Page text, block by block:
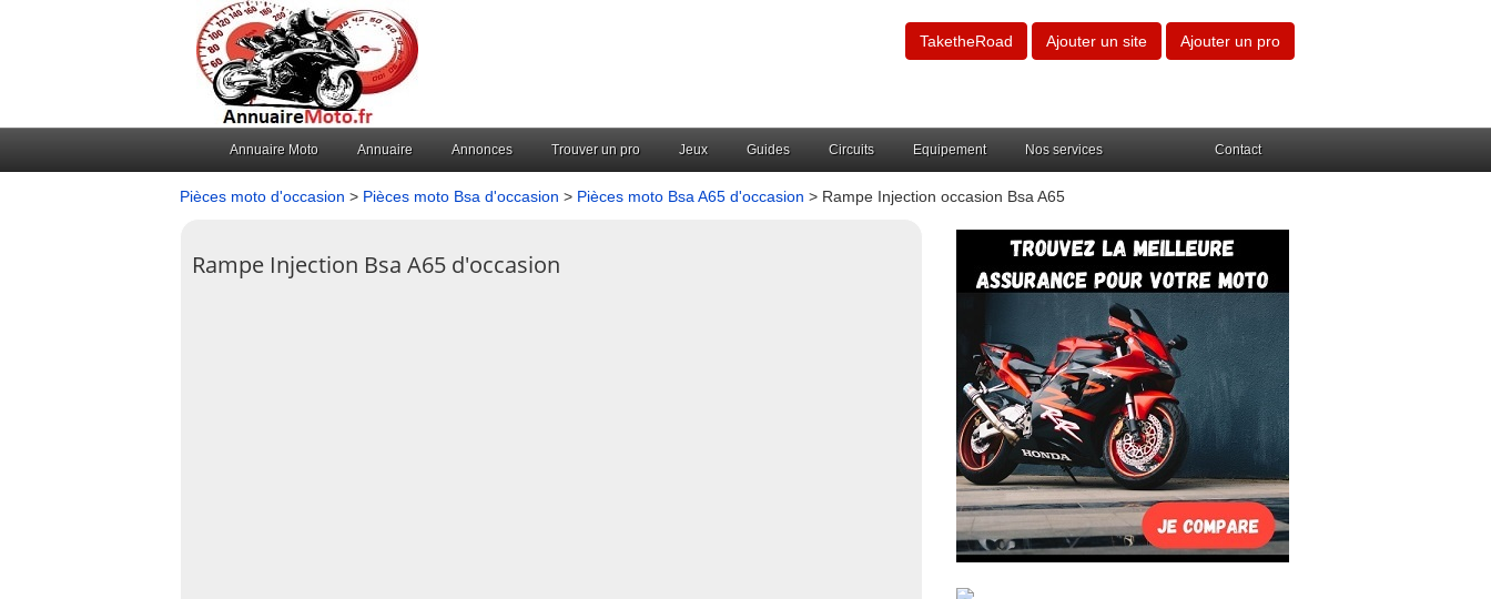
TaketheRoad Ajouter un site Ajouter un pro
Annuaire Moto Annuaire Annonces Trouver un pro Jeux Guides Circuits Equipement Nos services Contact
Pièces moto d'occasion > Pièces moto Bsa d'occasion > Pièces moto Bsa A65 d'occasion > Rampe Injection occasion Bsa A65
Rampe Injection Bsa A65 d'occasion